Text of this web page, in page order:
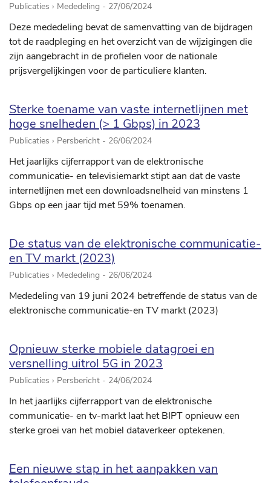
Publicaties › Mededeling - 27/06/2024
Deze mededeling bevat de samenvatting van de bijdragen
tot de raadpleging en het overzicht van de wijzigingen die
zijn aangebracht in de profielen voor de nationale
prijsvergelijkingen voor de particuliere klanten.
Sterke toename van vaste internetlijnen met
hoge snelheden (> 1 Gbps) in 2023
Publicaties › Persbericht - 26/06/2024
Het jaarlijks cijferrapport van de elektronische
communicatie- en televisiemarkt stipt aan dat de vaste
internetlijnen met een downloadsnelheid van minstens 1
Gbps op een jaar tijd met 59% toenamen.
De status van de elektronische communicatie-
en TV markt (2023)
Publicaties › Mededeling - 26/06/2024
Mededeling van 19 juni 2024 betreffende de status van de
elektronische communicatie-en TV markt (2023)
Opnieuw sterke mobiele datagroei en
versnelling uitrol 5G in 2023
Publicaties › Persbericht - 24/06/2024
In het jaarlijks cijferrapport van de elektronische
communicatie- en tv-markt laat het BIPT opnieuw een
sterke groei van het mobiel dataverkeer optekenen.
Een nieuwe stap in het aanpakken van